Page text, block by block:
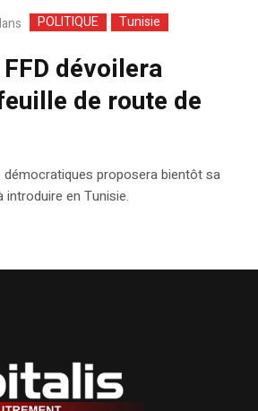
POLITIQUE Tunisie
dévoilera
de route de
proposera bientôt sa
en Tunisie.